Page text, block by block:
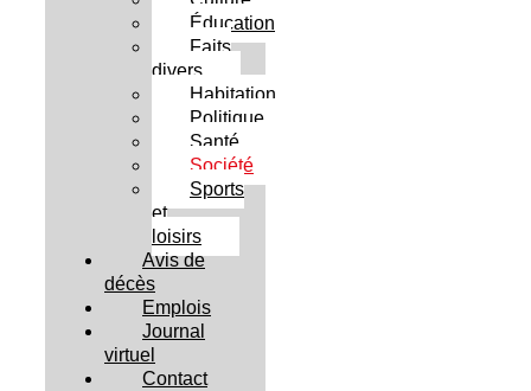
Éducation
Faits
divers
Habitation
Politique
Santé
Société
Sports
et
loisirs
Avis de
décès
Emplois
Journal
virtuel
Contact